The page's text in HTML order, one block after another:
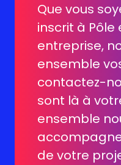
Que vous
inscrit à Pôle
entreprise,
ensemble
contactez-
sont là à
ensemble
de votre